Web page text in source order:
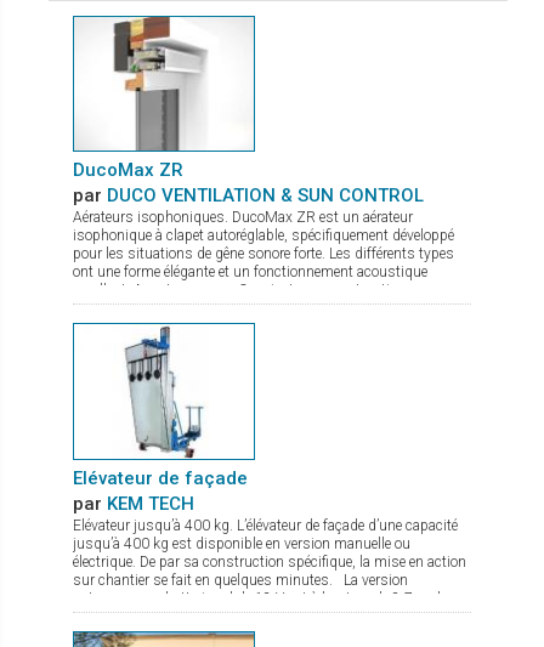
DucoMax ZR
par DUCO VENTILATION & SUN CONTROL
Aérateurs isophoniques. DucoMax ZR est un aérateur
isophonique à clapet autoréglable, spécifiquement développé
pour les situations de gêne sonore forte. Les différents types
ont une forme élégante et un fonctionnement acoustique
excellent. Avantages: Convient aux constructions en
hauteur Quatre profondeurs d’encastrement Convient
aux situations de nuisances sonores élevées Pas de
sifflements en cas de sur ou sous-pressions grâce au clapet
en aluminium à fermeture active Étanchéité au vent et à l’eau
excellente
Elévateur de façade
par KEM TECH
Elévateur jusqu’à 400 kg. L’élévateur de façade d’une capacité
jusqu’à 400 kg est disponible en version manuelle ou
électrique. De par sa construction spécifique, la mise en action
sur chantier se fait en quelques minutes. La version
autonome sur batterie gel de 12 V est à hauteur de 8,7 m, le
treuil de levage commandé par une radio commande est équipé
d’un double frein. Le chassis est à largeur réglable avec pieds